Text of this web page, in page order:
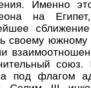
Именно
на
своему южному
под флагом